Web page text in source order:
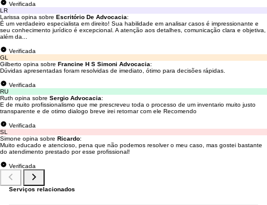
Verificada
LR
Larissa opina sobre Escritório De Advocacia:
É um verdadeiro especialista em direito! Sua habilidade em analisar casos é impressionante e
seu conhecimento jurídico é excepcional. A atenção aos detalhes, comunicação clara e objetiva,
além da...
Verificada
GL
Gilberto opina sobre Francine H S Simoni Advocacia:
Dúvidas apresentadas foram resolvidas de imediato, ótimo para decisões rápidas.
Verificada
RU
Ruth opina sobre Sergio Advocacia:
E de muito profissionalismo que me prescreveu toda o processo de um inventario muito justo
transparente e de otimo dialogo breve irei retornar com ele Recomendo
Verificada
SL
Simone opina sobre Ricardo:
Muito educado e atencioso, pena que não podemos resolver o meu caso, mas gostei bastante
do atendimento prestado por esse profissional!
Verificada
Serviços relacionados